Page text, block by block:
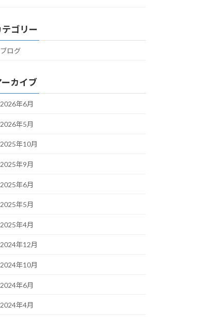
テゴリー
ブログ
ーカイブ
2026年6月
2026年5月
2025年10月
2025年9月
2025年6月
2025年5月
2025年4月
2024年12月
2024年10月
2024年6月
2024年4月